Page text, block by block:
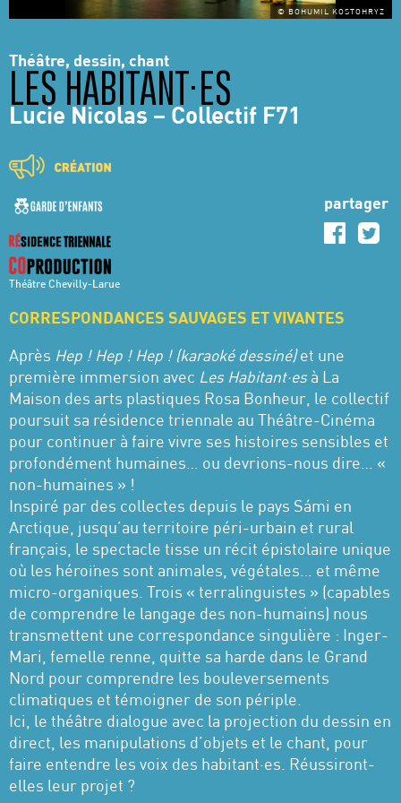
© BOHUMIL KOSTOHRYZ
Théâtre, dessin, chant
LES HABITANT·ES
Lucie Nicolas – Collectif F71
Théâtre Chevilly-Larue
partager
CORRESPONDANCES SAUVAGES ET VIVANTES
Après Hep ! Hep ! Hep ! (karaoké dessiné)et une
première immersion avec Les Habitant·es à La
Maison des arts plastiques Rosa Bonheur, le collectif
poursuit sa résidence triennale au Théâtre-Cinéma
pour continuer à faire vivre ses histoires sensibles et
profondément humaines… ou devrions-nous dire… «
non-humaines » !
Inspiré par des collectes depuis le pays Sámi en
Arctique, jusqu’au territoire péri-urbain et rural
français, le spectacle tisse un récit épistolaire unique
où les héroïnes sont animales, végétales… et même
micro-organiques. Trois « terralinguistes » (capables
de comprendre le langage des non-humains) nous
transmettent une correspondance singulière : Inger-
Mari, femelle renne, quitte sa harde dans le Grand
Nord pour comprendre les bouleversements
climatiques et témoigner de son périple.
Ici, le théâtre dialogue avec la projection du dessin en
direct, les manipulations d’objets et le chant, pour
faire entendre les voix des habitant·es. Réussiront-
elles leur projet ?